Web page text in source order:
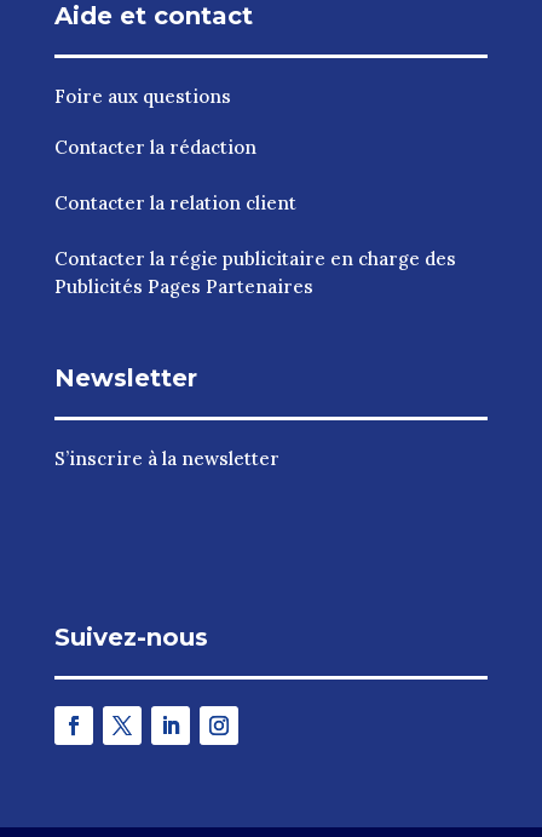
Aide et contact
Foire aux questions
Contacter la rédaction
Contacter la relation client
Contacter la régie publicitaire en charge des
Publicités Pages Partenaires
Newsletter
S’inscrire à la newsletter
Suivez-nous